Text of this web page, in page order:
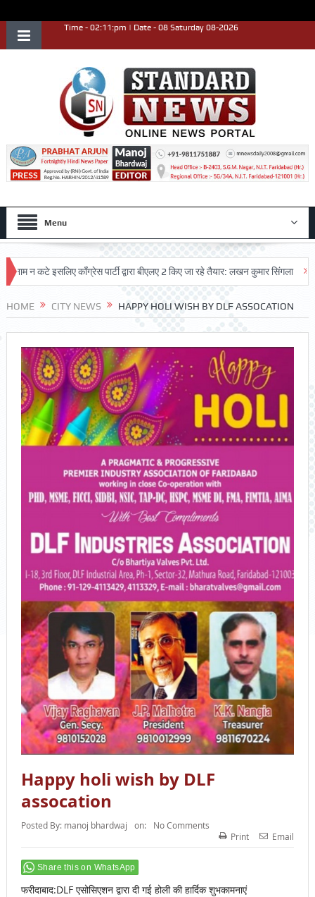
Time - 02:11:pm | Date - 08 Saturday 08-2026
Menu
कटे इसलिए काँग्रेस पार्टी द्वारा बीएलए 2 किए जा रहे तैयार: लखन कुमार सिंगला
HOME CITY NEWS HAPPY HOLI WISH BY DLF ASSOCATION
Happy holi wish by DLF
assocation
Posted By: manoj bhardwaj on:
No Comments
Print
Email
Share this on WhatsApp
फरीदाबाद:DLF एसोसिएशन द्वारा दी गई होली की हार्दिक शुभकामनाएं